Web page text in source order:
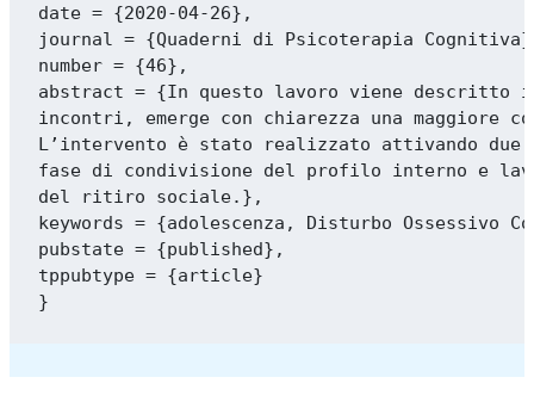
date = {2020-04-26},
journal = {Quaderni di Psicoterapia
number = {46},
abstract = {In questo lavoro viene descritto
incontri, emerge con chiarezza una
L’intervento è stato realizzato attivando
fase di condivisione del profilo interno e
del ritiro sociale.},
keywords = {adolescenza, Disturbo
pubstate = {published},
tppubtype = {article}